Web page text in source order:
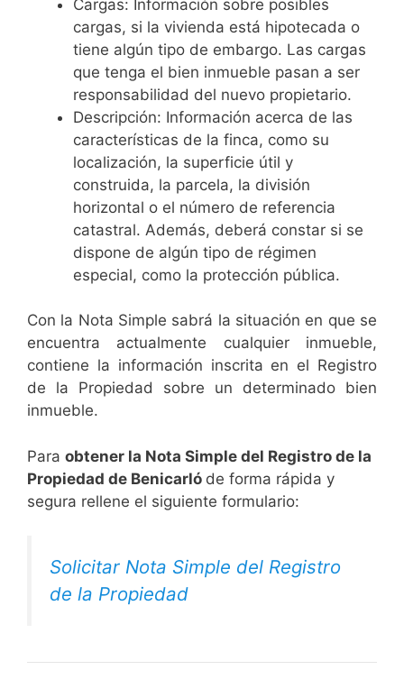
Cargas: Información sobre posibles
cargas, si la vivienda está hipotecada o
tiene algún tipo de embargo. Las cargas
que tenga el bien inmueble pasan a ser
responsabilidad del nuevo propietario.
Descripción: Información acerca de las
características de la finca, como su
localización, la superficie útil y
construida, la parcela, la división
horizontal o el número de referencia
catastral. Además, deberá constar si se
dispone de algún tipo de régimen
especial, como la protección pública.
Con la Nota Simple sabrá la situación en que se
encuentra actualmente cualquier inmueble,
contiene la información inscrita en el Registro
de la Propiedad sobre un determinado bien
inmueble.
Para obtener la Nota Simple del Registro de la
Propiedad de Benicarló de forma rápida y
segura rellene el siguiente formulario:
Solicitar Nota Simple del Registro
de la Propiedad